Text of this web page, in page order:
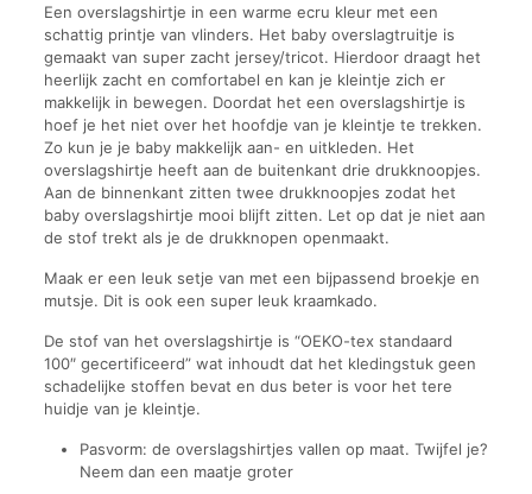
Een overslagshirtje in een warme ecru kleur met een
schattig printje van vlinders. Het baby overslagtruitje is
gemaakt van super zacht jersey/tricot. Hierdoor draagt het
heerlijk zacht en comfortabel en kan je kleintje zich er
makkelijk in bewegen. Doordat het een overslagshirtje is
hoef je het niet over het hoofdje van je kleintje te trekken.
Zo kun je je baby makkelijk aan- en uitkleden. Het
overslagshirtje heeft aan de buitenkant drie drukknoopjes.
Aan de binnenkant zitten twee drukknoopjes zodat het
baby overslagshirtje mooi blijft zitten. Let op dat je niet aan
de stof trekt als je de drukknopen openmaakt.
Maak er een leuk setje van met een bijpassend broekje en
mutsje. Dit is ook een super leuk kraamkado.
De stof van het overslagshirtje is “OEKO-tex standaard
100″ gecertificeerd” wat inhoudt dat het kledingstuk geen
schadelijke stoffen bevat en dus beter is voor het tere
huidje van je kleintje.
Pasvorm: de overslagshirtjes vallen op maat. Twijfel je?
Neem dan een maatje groter